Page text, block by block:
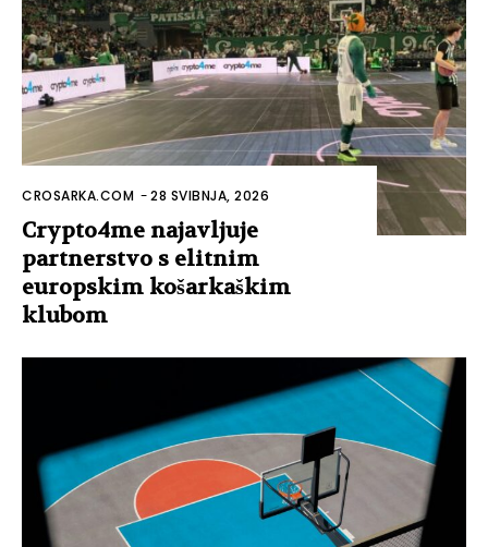
CROSARKA.COM -28 SVIBNJA, 2026
Crypto4me najavljuje
partnerstvo s elitnim
europskim košarkaškim
klubom